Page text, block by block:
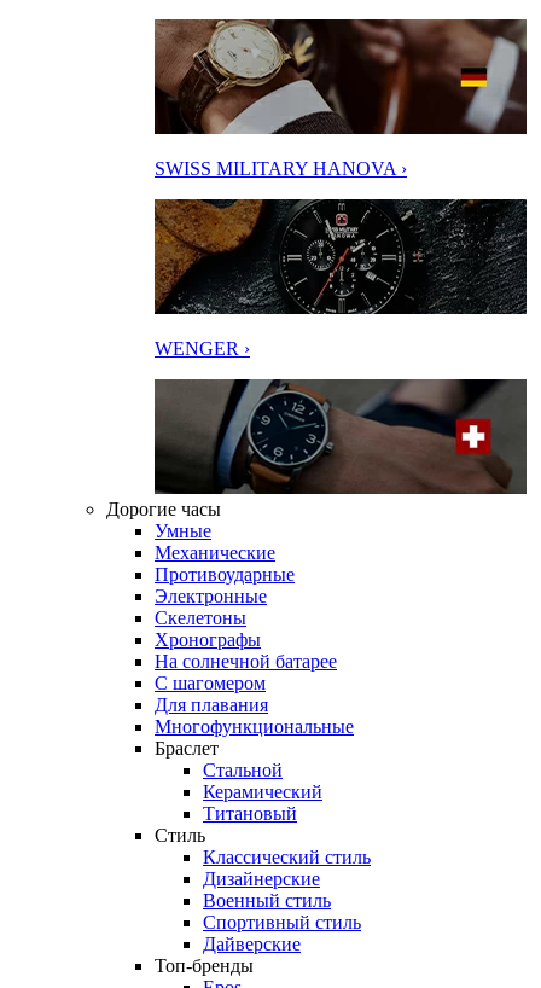
SWISS MILITARY HANOVA ›
WENGER ›
Дорогие часы
Умные
Механические
Противоударные
Электронные
Скелетоны
Хронографы
На солнечной батарее
С шагомером
Для плавания
Многофункциональные
Браслет
Стальной
Керамический
Титановый
Стиль
Классический стиль
Дизайнерские
Военный стиль
Спортивный стиль
Дайверские
Топ-бренды